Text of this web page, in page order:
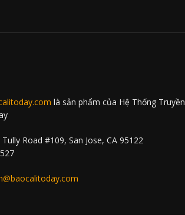
là sản phẩm của Hệ Thống Truyền
Road #109, San Jose, CA 95122